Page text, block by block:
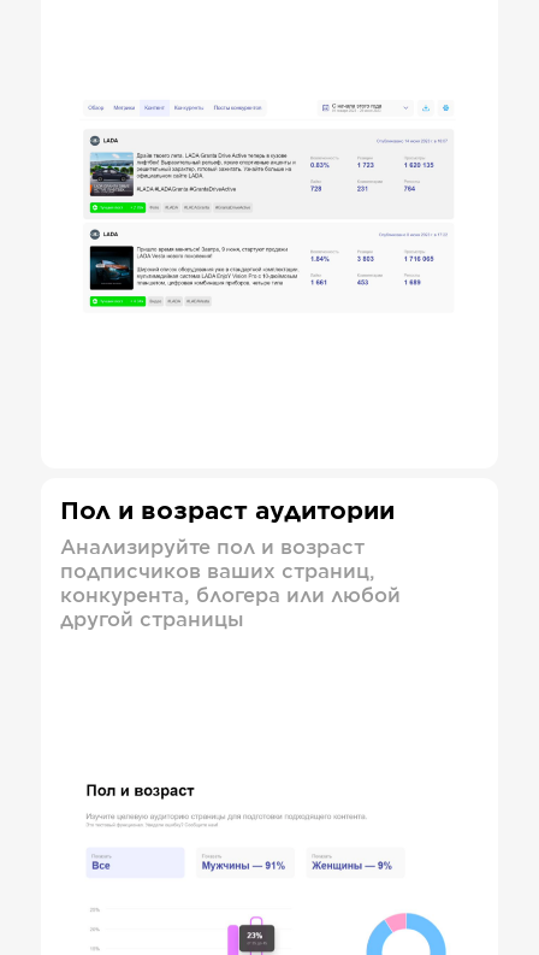
Пол и возраст аудитории
Анализируйте пол и возраст
подписчиков ваших страниц,
конкурента, блогера или любой
другой страницы